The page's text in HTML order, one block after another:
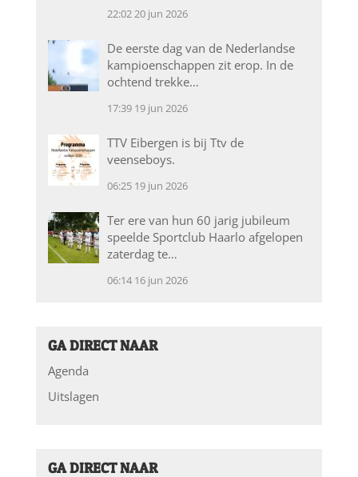
22:0220 jun 2026
De eerste dag van de Nederlandse
kampioenschappen zit erop. In de
ochtend trekke…
17:39 19 jun 2026
TTV Eibergen is bij Ttv de
veenseboys.
06:25 19 jun 2026
Ter ere van hun 60 jarig jubileum
speelde Sportclub Haarlo afgelopen
zaterdag te…
06:14 16 jun 2026
GA DIRECT NAAR
Agenda
Uitslagen
GA DIRECT NAAR